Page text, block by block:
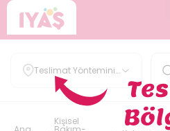
Teslimat Yöntemini
Belirle
Kişisel